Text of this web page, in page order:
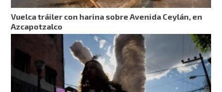
Vuelca tráiler con harina sobre Avenida Ceylán, en
Azcapotzalco